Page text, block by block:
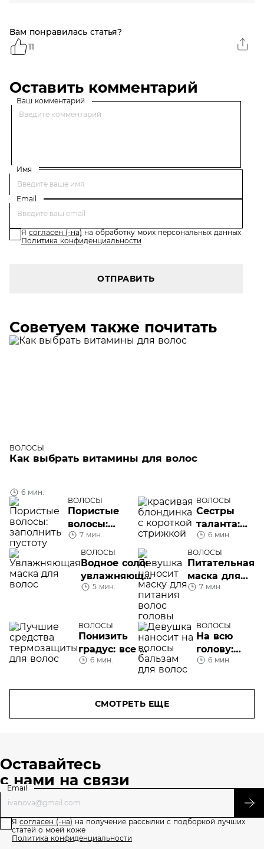
Вам понравилась статья?
11
Оставить комментарий
Ваш комментарий
Имя
Email
Я согласен (-на) на обработку моих персональных данных
Политика конфиденциальности
ОТПРАВИТЬ
Советуем также почитать
ВОЛОСЫ
Как выбрать витамины для волос
6 мин.
ВОЛОСЫ
Пористые
волосы:
заполнить
пустоту
7 мин.
ВОЛОСЫ
Сестры
таланта:
обсудим
короткие
женские
стрижки
6 мин.
ВОЛОСЫ
Водное соло:
увлажняющая
маска для
5 мин.
ВОЛОСЫ
Питательная
маска для
волос
7 мин.
ВОЛОСЫ
Понизить
градус: все о
термозащите
6 мин.
ВОЛОСЫ
На всю
голову:
лучшие
для волос
6 мин.
СМОТРЕТЬ ЕЩЕ
Оставайтесь
с нами на связи
Email
Я согласен (-на) на получение рассылки с подборкой лучших
статей о моей коже
Политика конфиденциальности